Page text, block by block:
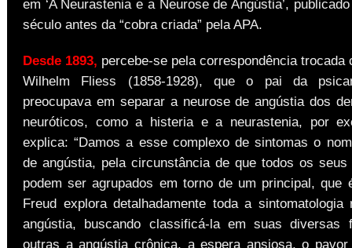
em ‘A Neurastenia e a Neurose de Angústia’,
século antes da “cobra criada” pela APA.
Desde 1893, percebe-se pela correspondência trocada
Wilhelm Fliess (1858-1928), que o pai da
preocupava em separar a neurose de angústia dos
neuróticos, como a histeria e a neurastenia, por
explica: “Damos a esse complexo de sintomas o
de angústia, pela circunstância de que todos os seus
podem ser agrupados em torno de um principal, que
Freud explora detalhadamente toda a sintomatologia
angústia, buscando classificá-la em suas diversas
outras a angústia crônica, a espera ansiosa, o